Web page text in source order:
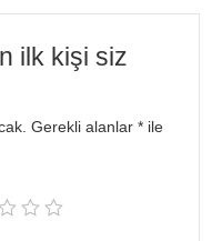
ilk kişi siz
Gerekli alanlar* ile